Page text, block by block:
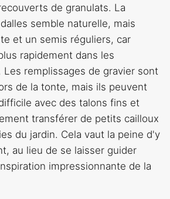
de granulats. La
semble naturelle, mais
et un semis réguliers, car
rapidement dans les
remplissages de gravier sont
de la tonte, mais ils peuvent
avec des talons fins et
transférer de petits cailloux
du jardin. Cela vaut la peine d'y
au lieu de se laisser guider
impressionnante de la